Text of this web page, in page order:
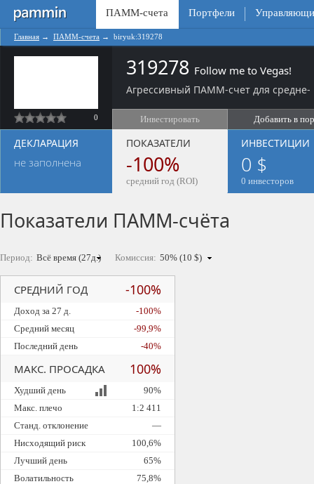
ПАММ-счета Портфели
Главная → ПАММ-счета → biryuk:319278
0
319278 Follow me to Vegas!
Агрессивный ПАММ-счет для средне-
Инвестировать Добавить в
ДЕКЛАРАЦИЯ
не заполнена
ПОКАЗАТЕЛИ
-100%
средний год (ROI)
ИНВЕСТИЦИИ
0 $
0 инвесторов
Показатели ПАММ-счёта
Период: Комиссия:
СРЕДНИЙ ГОД -100%
Доход за 27 д.
-100%
Средний месяц
-99,9%
Последний день
-40%
МАКС. ПРОСАДКА 100%
Худший день
90%
Макс. плечо
1:2 411
Станд. отклонение
—
Нисходящий риск
100,6%
Лучший день
65%
Волатильность
75,8%